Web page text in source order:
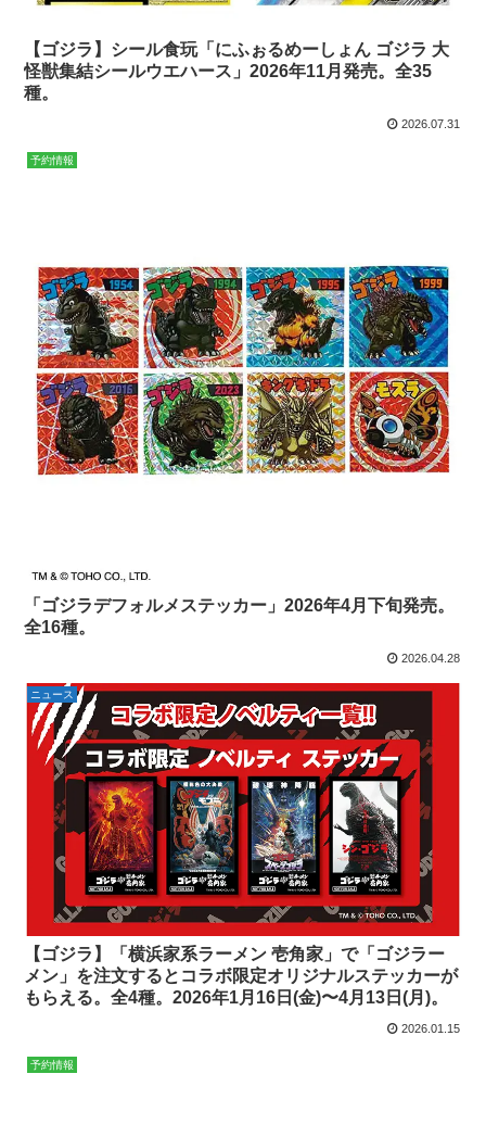
【ゴジラ】シール食玩「にふぉるめーしょん ゴジラ 大
怪獣集結シールウエハース」2026年11月発売。全35
種。
2026.07.31
予約情報
「ゴジラデフォルメステッカー」2026年4月下旬発売。
全16種。
2026.04.28
ニュース
【ゴジラ】「横浜家系ラーメン 壱角家」で「ゴジラー
メン」を注文するとコラボ限定オリジナルステッカーが
もらえる。全4種。2026年1月16日(金)〜4月13日(月)。
2026.01.15
予約情報